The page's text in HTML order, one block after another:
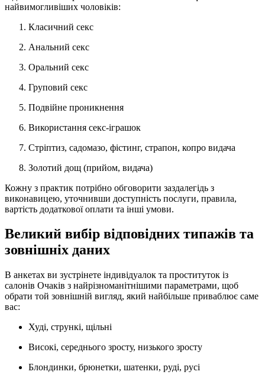
найвимогливіших чоловіків:
Класичний секс
Анальний секс
Оральний секс
Груповий секс
Подвійне проникнення
Використання секс-іграшок
Стріптиз, садомазо, фістинг, страпон, копро видача
Золотий дощ (прийом, видача)
Кожну з практик потрібно обговорити заздалегідь з
виконавицею, уточнивши доступність послуги, правила,
вартість додаткової оплати та інші умови.
Великий вибір відповідних типажів та
зовнішніх даних
В анкетах ви зустрінете індивідуалок та проституток із
салонів Очаків з найрізноманітнішими параметрами, щоб
обрати той зовнішній вигляд, який найбільше приваблює саме
вас:
Худі, стрункі, щільні
Високі, середнього зросту, низького зросту
Блондинки, брюнетки, шатенки, руді, русі